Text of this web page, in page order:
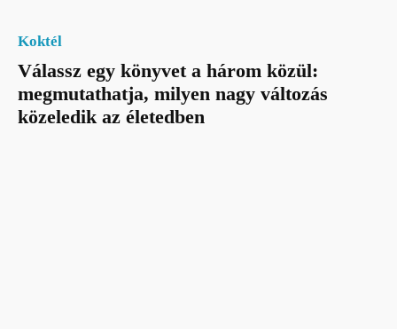
Koktél
Válassz egy könyvet a három közül:
megmutathatja, milyen nagy változás
közeledik az életedben